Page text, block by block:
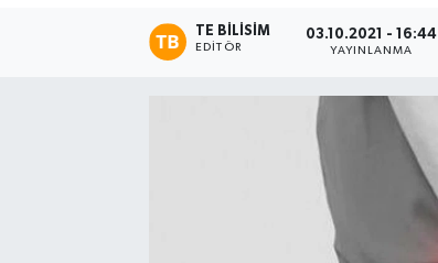
TE BILISIM
EDITÖR
03.10.2021 - 16:44
YAYINLANMA